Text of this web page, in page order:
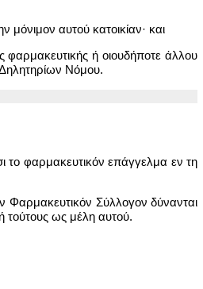
αυτού κατοικίαν· και
φαρμακευτικής ή οιουδήποτε άλλου
Νόμου.
το φαρμακευτικόν επάγγελμα εν τη
Φαρμακευτικόν Σύλλογον δύνανται
τούτους ως μέλη αυτού.